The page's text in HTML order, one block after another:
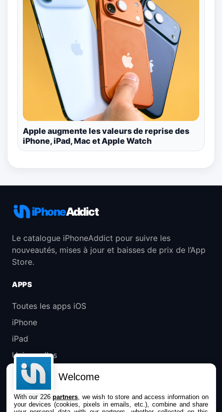
Apple augmente les valeurs de reprise des
iPhone, iPad, Mac et Apple Watch
iPhoneAddict
Le catalogue iPhoneAddict pour suivre les
nouveautés, mises à jour et baisses de prix de l’App
Store.
APPS
Toutes les apps iOS
iPhone
iPad
Universelles
Mac
Apple TV
Welcome
With our 226partners , we wish to store and access information on
your devices (cookies, pixels in emails, etc.), combine and share